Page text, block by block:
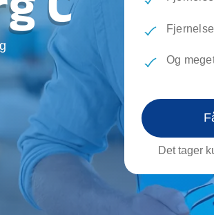
Rengøring
Træfældning
TV installation og opsætning
Vinduespudsning VVS
Og
Det tager